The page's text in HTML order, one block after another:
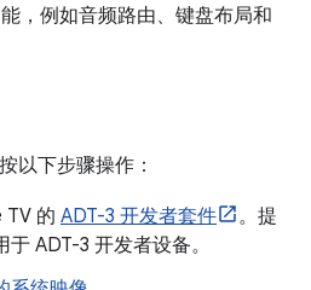
，例如音频路由、键盘布局和
以下步骤操作：
TV 的 ADT-3 开发者套件
。提
ADT-3 开发者设备。